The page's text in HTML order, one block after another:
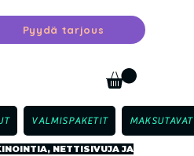
Pyydä tarjous
VALMISPAKETIT MAKSUTAVAT
NETTISIVUJA JA